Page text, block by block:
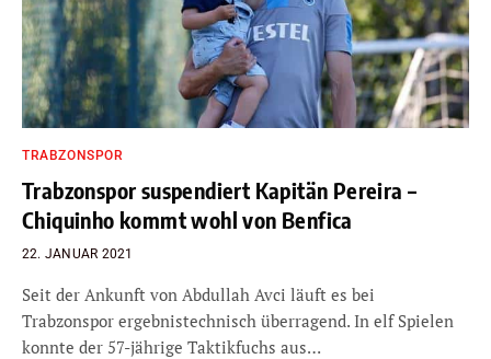
TRABZONSPOR
Trabzonspor suspendiert Kapitän Pereira –
Chiquinho kommt wohl von Benfica
22. JANUAR 2021
Seit der Ankunft von Abdullah Avci läuft es bei
Trabzonspor ergebnistechnisch überragend. In elf Spielen
konnte der 57-jährige Taktikfuchs aus…